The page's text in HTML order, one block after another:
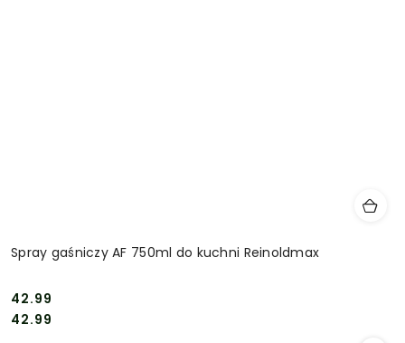
Spray gaśniczy AF 750ml do kuchni Reinoldmax
Cena:
42.99
Cena:
42.99